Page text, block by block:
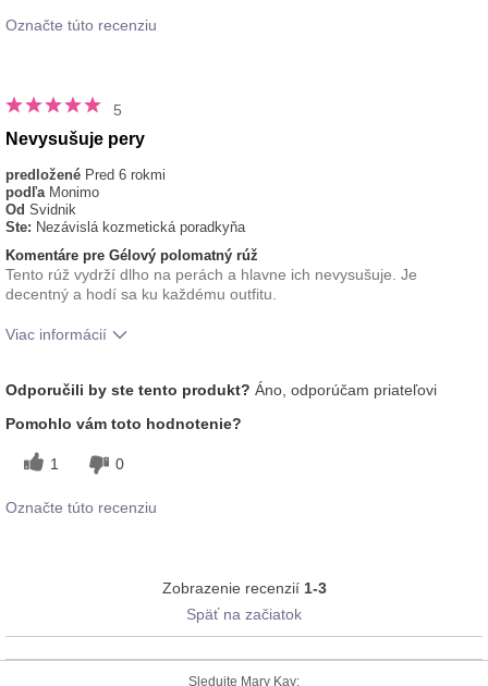
Označte túto recenziu
5
Nevysušuje pery
predložené Pred 6 rokmi
podľa Monimo
Od Svidnik
Ste: Nezávislá kozmetická poradkyňa
Komentáre pre Gélový polomatný rúž
Tento rúž vydrží dlho na perách a hlavne ich nevysušuje. Je
decentný a hodí sa ku každému outfitu.
Viac informácií
značkami dekoratívnej kozmetiky, ktoré ste
vyskúšali?
Odporučili by ste tento produkt? Áno, odporúčam priateľovi
Pomohlo vám toto hodnotenie?
1 0
Označte túto recenziu
Zobrazenie recenzií 1-3
Späť na začiatok
Sledujte Mary Kay: